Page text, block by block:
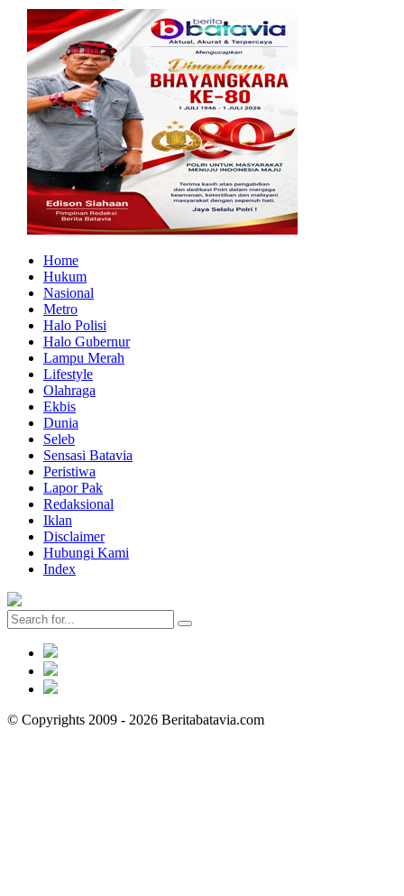
Home
Hukum
Nasional
Metro
Halo Polisi
Halo Gubernur
Lampu Merah
Lifestyle
Olahraga
Ekbis
Dunia
Seleb
Sensasi Batavia
Peristiwa
Lapor Pak
Redaksional
Iklan
Disclaimer
Hubungi Kami
Index
© Copyrights 2009 - 2026 Beritabatavia.com